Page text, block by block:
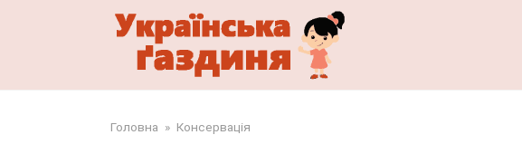
Головна » Консервація